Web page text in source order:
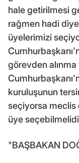
hale getirilmesi
rağmen hadi
üyelerimizi
görevden
kuruluşunun
seçiyorsa meclis
üye
"BAŞBAKAN